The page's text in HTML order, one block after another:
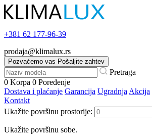
+381 62 177-96-39
prodaja@klimalux.rs
Pozvaćemo vas Pošaljite zahtev
Pretraga
0 Korpa 0 Poređenje
Dostava i plaćanje Garancija Ugradnja Akcija
Kontakt
Ukažite površinu prostorije:
Ukažite površinu sobe.